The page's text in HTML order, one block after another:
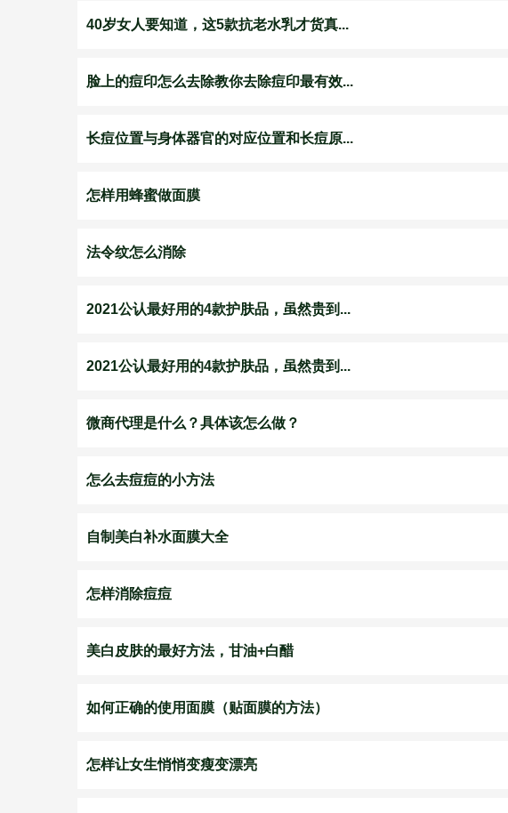
40岁女人要知道，这5款抗老水乳才货真...
脸上的痘印怎么去除教你去除痘印最有效...
长痘位置与身体器官的对应位置和长痘原...
怎样用蜂蜜做面膜
法令纹怎么消除
2021公认最好用的4款护肤品，虽然贵到...
2021公认最好用的4款护肤品，虽然贵到...
微商代理是什么？具体该怎么做？
怎么去痘痘的小方法
自制美白补水面膜大全
怎样消除痘痘
美白皮肤的最好方法，甘油+白醋
如何正确的使用面膜（贴面膜的方法）
怎样让女生悄悄变瘦变漂亮